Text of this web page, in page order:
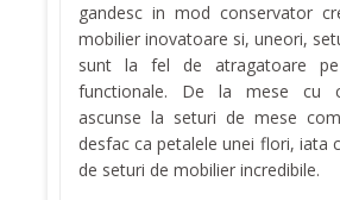
gandesc in mod conservator
mobilier inovatoare si, uneori,
sunt la fel de atragatoare
functionale. De la mese cu
ascunse la seturi de mese
desfac ca petalele unei flori, iata
de seturi de mobilier incredibile.